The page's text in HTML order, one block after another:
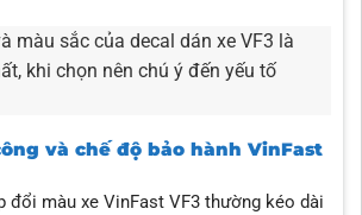
màu sắc của decal dán xe VF3 là
khi chọn nên chú ý đến yếu tố
và chế độ bảo hành VinFast
đổi màu xe VinFast VF3 thường kéo dài